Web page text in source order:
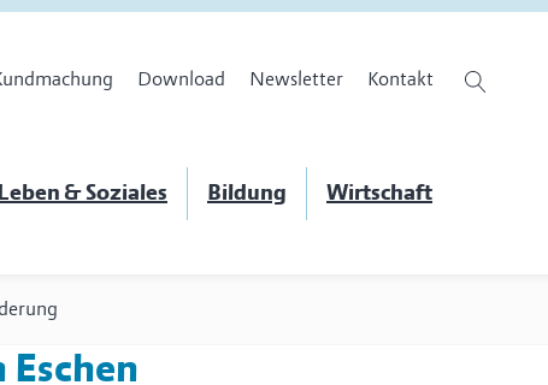
Download Newsletter Kontakt
& Soziales Bildung Wirtschaft
Eschen